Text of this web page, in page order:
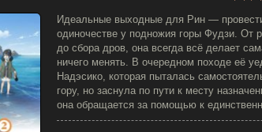
Идеальные выходные для Рин —
одиночестве у подножия горы Фудзи. От
до сбора дров, она всегда всё делает
ничего менять. В очередном походе её
Надэсико, которая пыталась
гору, но заснула по пути к месту
она обращается за помощью к